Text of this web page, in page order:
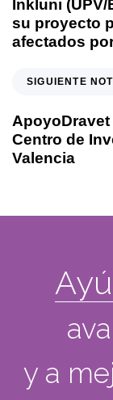
Inkluni
su proyecto
afectados
SIGUIENTE
ApoyoDravet
Centro de
Valencia
y a